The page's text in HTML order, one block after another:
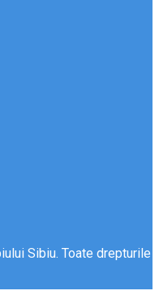
Sibiu. Toate drepturile